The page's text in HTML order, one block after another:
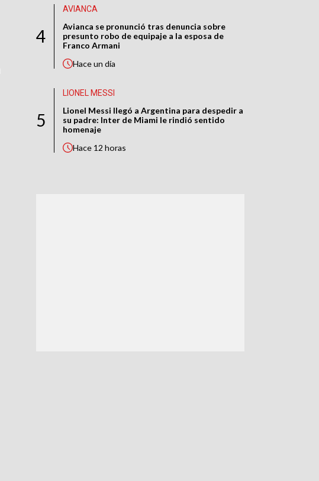
4
AVIANCA
Avianca se pronunció tras denuncia sobre
presunto robo de equipaje a la esposa de
Franco Armani
Haceun día
5
LIONEL MESSI
Lionel Messi llegó a Argentina para despedir a
su padre: Inter de Miami le rindió sentido
homenaje
Hace 12 horas